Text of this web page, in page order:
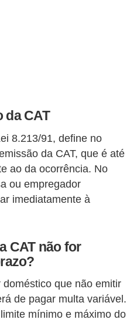
da CAT
8.213/91, define no
da CAT, que é até
ao da ocorrência. No
ou empregador
imediatamente à
CAT não for
que não emitir
de pagar multa variável.
mínimo e máximo do